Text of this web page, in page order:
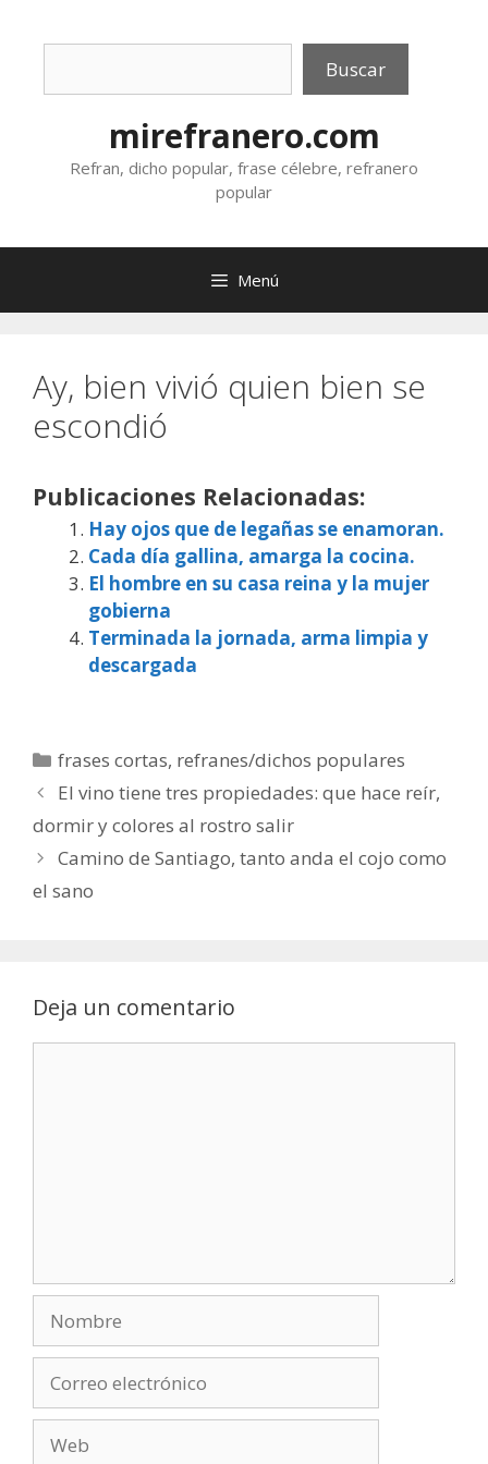
Buscar
mirefranero.com
Refran, dicho popular, frase célebre, refranero
popular
Menú
Ay, bien vivió quien bien se
escondió
Publicaciones Relacionadas:
Hay ojos que de legañas se enamoran.
Cada día gallina, amarga la cocina.
El hombre en su casa reina y la mujer
gobierna
Terminada la jornada, arma limpia y
descargada
Categorías
frases cortas, refranes/dichos populares
El vino tiene tres propiedades: que hace reír,
dormir y colores al rostro salir
Camino de Santiago, tanto anda el cojo como
el sano
Deja un comentario
electrónico